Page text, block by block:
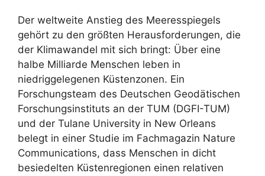
Der weltweite Anstieg des Meeresspiegels
gehört zu den größten Herausforderungen, die
der Klimawandel mit sich bringt: Über eine
halbe Milliarde Menschen leben in
niedriggelegenen Küstenzonen. Ein
Forschungsteam des Deutschen Geodätischen
Forschungsinstituts an der TUM (DGFI-TUM)
und der Tulane University in New Orleans
belegt in einer Studie im Fachmagazin Nature
Communications, dass Menschen in dicht
besiedelten Küstenregionen einen relativen